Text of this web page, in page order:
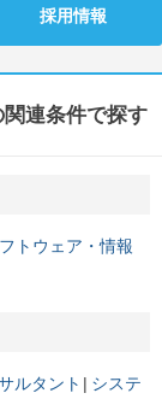
採用情報
連条件で探す
トウェア・情報
ルタント
システ